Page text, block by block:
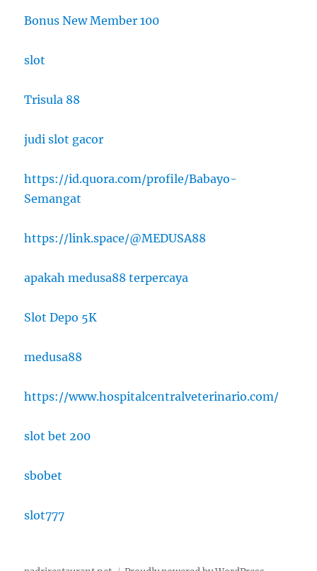
Bonus New Member 100
slot
Trisula 88
judi slot gacor
https://id.quora.com/profile/Babayo-
Semangat
https://link.space/@MEDUSA88
apakah medusa88 terpercaya
Slot Depo 5K
medusa88
https://www.hospitalcentralveterinario.com/
slot bet 200
sbobet
slot777